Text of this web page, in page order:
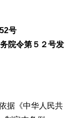
号
院令第５２号发
据《中华人民共